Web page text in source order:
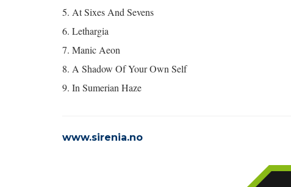
5. At Sixes And Sevens
6. Lethargia
7. Manic Aeon
8. A Shadow Of Your Own Self
9. In Sumerian Haze
www.sirenia.no